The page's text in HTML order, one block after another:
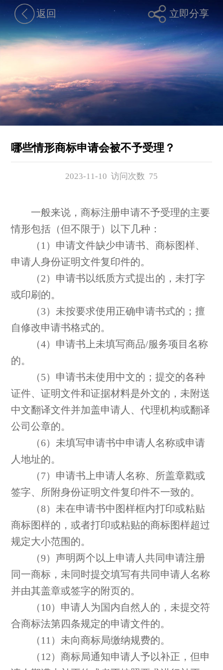
返回 立即分享
哪些情形商标申请会被不予受理？
2023-11-10 访问次数 75
一般来说，商标注册申请不予受理的主要
情形包括（但不限于）以下几种：
（1）申请文件缺少申请书、商标图样、
申请人身份证明文件复印件的。
（2）申请书以纸质方式提出的，未打字
或印刷的。
（3）未按要求使用正确申请书式的；擅
自修改申请书格式的。
（4）申请书上未填写商品/服务项目名称
的。
（5）申请书未使用中文的；提交的各种
证件、证明文件和证据材料是外文的，未附送
中文翻译文件并加盖申请人、代理机构或翻译
公司公章的。
（6）未填写申请书中申请人名称或申请
人地址的。
（7）申请书上申请人名称、所盖章戳或
签字、所附身份证明文件复印件不一致的。
（8）未在申请书中图样框内打印或粘贴
商标图样的，或者打印或粘贴的商标图样超过
规定大小范围的。
（9）声明两个以上申请人共同申请注册
同一商标，未同时提交填写有共同申请人名称
并由其盖章或签字的附页的。
（10）申请人为国内自然人的，未提交符
合商标法第四条规定的申请文件的。
（11）未向商标局缴纳规费的。
（12）商标局通知申请人予以补正，但申